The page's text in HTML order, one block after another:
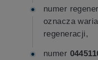
numer
oznacza
regeneracji,
numer